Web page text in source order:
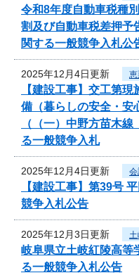
令和8年度自動車税種
割及び自動車税差押予
関する一般競争入札公
2025年12月4日更新
【建設工事】交工第
備（暮らしの安全・安
（（一）中野方苗木
る一般競争入札
2025年12月4日更新
【建設工事】第39号
競争入札公告
2025年12月3日更新
岐阜県立土岐紅陵高等
る一般競争入札公告